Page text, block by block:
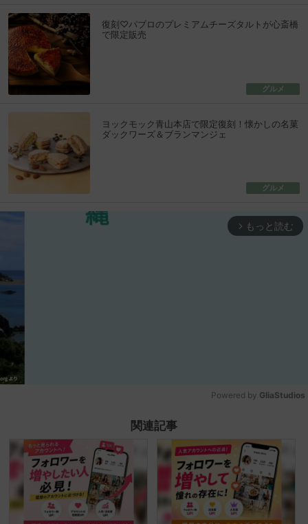
復刻♡パブロのプレミアムチーズタルトが心斎橋
で限定販売
グルメ
ヨックモック青山本店で限定復刻！懐かしの名菓
ダックワーズ＆ブランマンジェ
グルメ
arrow_forward_ios もっと読む
Powered by GliaStudios
関連記事